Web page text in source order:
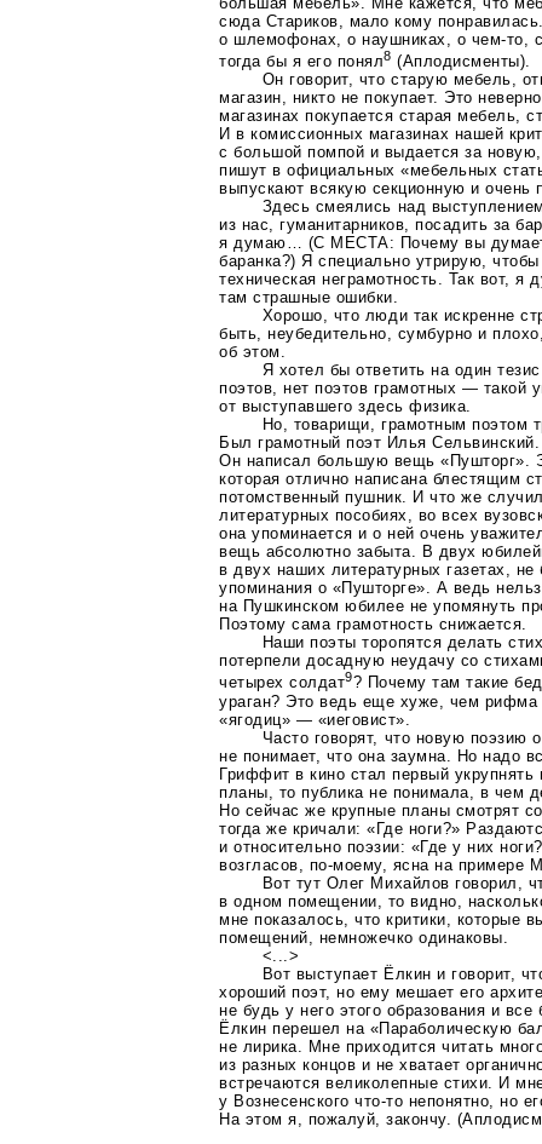
сюда Стариков, мало кому
о шлемофонах, о наушниках, о чем-то,
тогда бы я его понял8 (Аплодисменты).
Он говорит, что старую мебель,
магазин, никто не покупает. Это
магазинах покупается старая мебель,
И в комиссионных магазинах нашей
с большой помпой и выдается за
пишут в официальных «мебельных
выпускают всякую секционную и очень
Здесь смеялись над
из нас, гуманитарников, посадить за
я думаю… (С МЕСТА: Почему вы
баранка?) Я специально утрирую,
техническая неграмотность. Так вот,
там страшные ошибки.
Хорошо, что люди так искренне
быть, неубедительно, сумбурно и
об этом.
Я хотел бы ответить на один
поэтов, нет поэтов грамотных — такой
от выступавшего здесь физика.
Но, товарищи, грамотным поэтом
Был грамотный поэт Илья
Он написал большую вещь «Пушторг».
которая отлично написана блестящим
потомственный пушник. И что же
литературных пособиях, во всех
она упоминается и о ней очень
вещь абсолютно забыта. В двух
в двух наших литературных газетах,
упоминания о «Пушторге». А ведь
на Пушкинском юбилее не упомянуть
Поэтому сама грамотность снижается.
Наши поэты торопятся делать
потерпели досадную неудачу со
четырех солдат9? Почему там такие
ураган? Это ведь еще хуже, чем рифма
«ягодиц» — «иеговист».
Часто говорят, что новую поэзию
не понимает, что она заумна. Но надо
Гриффит в кино стал первый
планы, то публика не понимала, в чем
Но сейчас же крупные планы смотрят
тогда же кричали: «Где ноги?»
и относительно поэзии: «Где у них
возгласов, по-моему, ясна на примере
Вот тут Олег Михайлов говорил,
в одном помещении, то видно,
мне показалось, что критики, которые
помещений, немножечко одинаковы.
<...>
Вот выступает Ёлкин и говорит,
хороший поэт, но ему мешает его
не будь у него этого образования и
Ёлкин перешел на «Параболическую
не лирика. Мне приходится читать
из разных концов и не хватает
встречаются великолепные стихи. И
у Вознесенскогочто-то непонятно, но
На этом я, пожалуй, закончу.